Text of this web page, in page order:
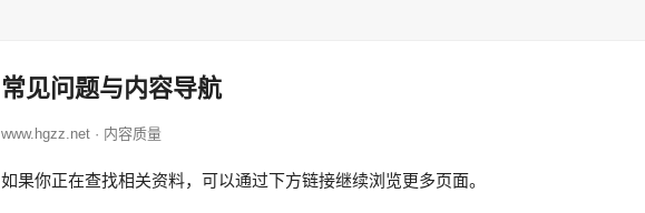
常见问题与内容导航
www.hgzz.net · 内容质量
如果你正在查找相关资料，可以通过下方链接继续浏览更多页面。